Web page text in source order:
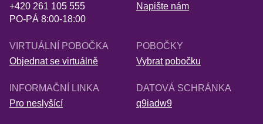
+420 261 105 555
PO-PÁ 8:00-18:00
Napište nám
VIRTUÁLNÍ POBOČKA
Objednat se virtuálně
POBOČKY
Vybrat pobočku
INFORMAČNÍ LINKA
Pro neslyšící
DATOVÁ SCHRÁNKA
q9iadw9